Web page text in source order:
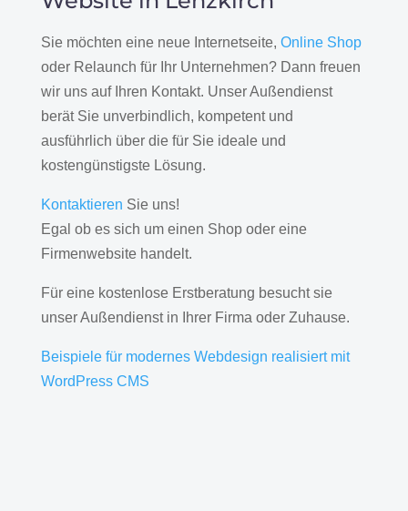
Sie möchten eine neue Internetseite, Online Shop
oder Relaunch für Ihr Unternehmen? Dann freuen
wir uns auf Ihren Kontakt. Unser Außendienst
berät Sie unverbindlich, kompetent und
ausführlich über die für Sie ideale und
kostengünstigste Lösung.
Kontaktieren Sie uns!
Egal ob es sich um einen Shop oder eine
Firmenwebsite handelt.
Für eine kostenlose Erstberatung besucht sie
unser Außendienst in Ihrer Firma oder Zuhause.
Beispiele für modernes Webdesign realisiert mit
WordPress CMS